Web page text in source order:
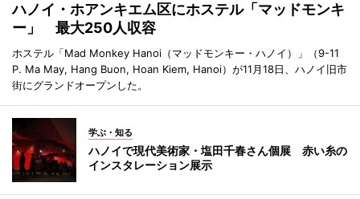
ハノイ・ホアンキエム区にホステル「マッドモンキ
ー」 最大250人収容
ホステル「Mad Monkey Hanoi（マッドモンキー・ハノイ）」（9-11
P. Ma May, Hang Buon, Hoan Kiem, Hanoi）が11月18日、ハノイ旧市
街にグランドオープンした。
学ぶ・知る
ハノイで現代美術家・塩田千春さん個展 赤い糸の
インスタレーション展示